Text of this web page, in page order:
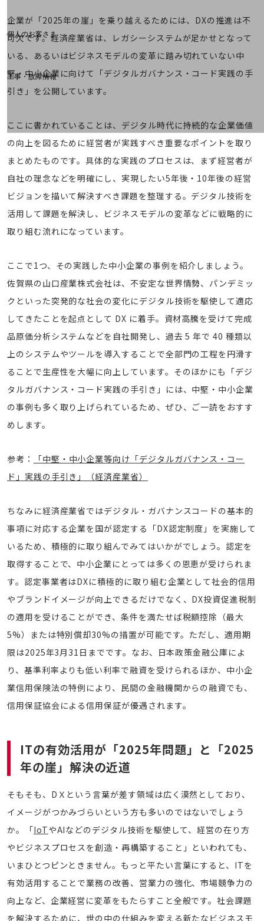
Web明細(My docomo)
個人のお客さま
NTTドコモ
工事・故障情報
お客さまサポートサイト
NTTドコモ 通信障害情報
企業が「2025年の崖」を乗り越えるためには、DXの推進は不
可欠です。経済産業省は、レガシーシステムが足かせとなって
いる、あるいはビジネスモデルの変革に踏み切れていない中
堅・中小企業に向けて「デジタルガバナンス・コード実践の手
引き」を公開しています。
ここに書かれていることは、デジタル時代に持続的な企業価値
の向上を図るために経営者が実践すべき重要なポイントを取り
まとめたものです。具体的な実践のプロセスは、まず経営者が
自社の理念などを明確にし、実現したい5年後・10年後の経営
ビジョンを描いて解決すべき課題を整理する。デジタル技術を
活用して課題を解決し、ビジネスモデルの変革などに戦略的に
取り組む流れになっています。
ここで1つ、その実践した中小企業の事例を紹介しましょう。
佐賀県の山口産業株式会社は、不安定な世界情勢、パンデミッ
クといった突発的な社会の変化にデジタル技術を駆使して適応
してきたことを起点として DX に着手。資材高騰を受けて完成
品原価分析システムなどを自社開発し、過去 5 年で 40 種類以
上のシステムやツールを導入することで全部門の工程を円滑す
ることで生産性を大幅に向上しています。そのほかにも「デジ
タルガバナンス・コード実践の手引き」には、中堅・中小企業
の事例も多く取り上げられているため、ぜひ、ご一読をおすす
めします。
参考：
「中堅・中小企業等向け「デジタルガバナンス・コー
ド」実践の手引き」（経済産業省）
ちなみに経済産業省ではデジタル・ガバナンスコードの基本的
事項に対応する企業を国が認定する「DX認定制度」を実施して
いるため、積極的に取り組んでみてはいかがでしょう。認定を
取得することで、中小企業にとっては多くの恩恵が受けられま
す。認定事業者はDXに積極的に取り組む企業として社会的信用
やブランドイメージが向上できるだけでなく、DX投資促進税制
の適用を受けることができ、条件を満たせば税額控除（最大
5%）または特別償却30%の措置が可能です。ただし、適用期
限は2025年3月31日までです。なお、日本政策金融公庫によ
り、基準利率よりも低い利率で融資を受けられるほか、中小企
業信用保険法の特例により、民間の金融機関からの融資でも、
信用保証協会による信用保証が優遇されます。
ITの有効活用が「2025年問題」と 「2025
年の崖」解決の近道
そもそも、DＸという言葉が差す領域は広く漠然としており、
イメージがつかみづらいという方も多いのではないでしょう
か。「IoTやAIなどのデジタル技術を駆使して、経営の在り方
やビジネスプロセスを創造・再構築すること」といわれても、
いまひとつピンときません。もっと平たい言葉にすると、ITを
有効活用することで業務の改善、営業力の強化、市場競争力の
向上など、企業経営に変革をもたらすこと全般です。社会課題
を解決するために、世の中の仕組みを変える新たなビジネスモ